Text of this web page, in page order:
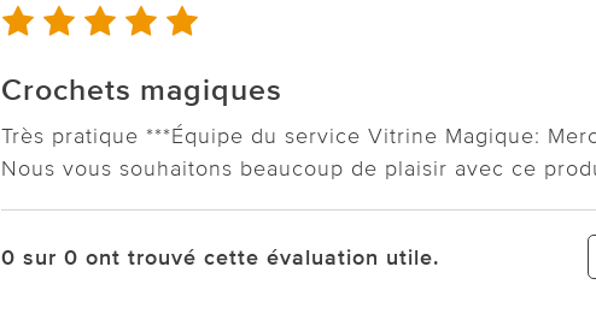
Crochets magiques
Très pratique ***Équipe du service Vitrine Magique:
Nous vous souhaitons beaucoup de plaisir avec ce
0 sur 0 ont trouvé cette évaluation utile.